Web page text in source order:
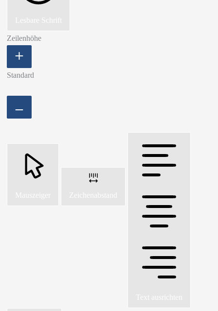
Lesbare Schrift
Zeilenhöhe
Standard
Mauszeiger Zeichenabstand
Text ausrichten